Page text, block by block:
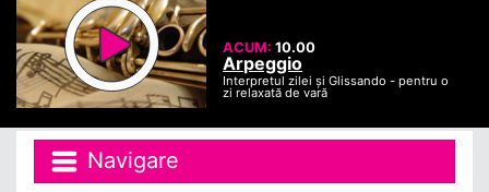
ACUM:10.00
Arpeggio
Interpretul zilei și Glissando - pentru o
zi relaxată de vară
Navigare